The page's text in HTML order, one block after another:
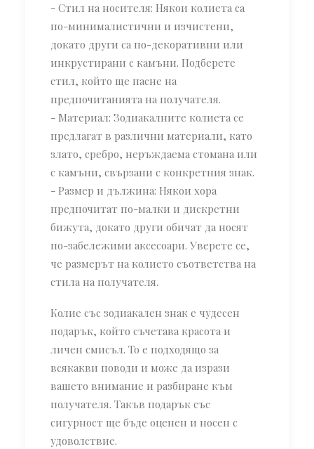
- Стил на носителя: Някои колиета са
по-минималистични и изчистени,
докато други са по-декоративни или
инкрустирани с камъни. Подберете
стил, който ще пасне на
предпочитанията на получателя.
- Материал: Зодиакалните колиета се
предлагат в различни материали, като
злато, сребро, неръждаема стомана или
с камъни, свързани с конкретния знак.
- Размер и дължина: Някои хора
предпочитат по-малки и дискретни
бижута, докато други обичат да носят
по-забележими аксесоари. Уверете се,
че размерът на колието съответства на
стила на получателя.
Колие със зодиакален знак е чудесен
подарък, който съчетава красота и
личен смисъл. То е подходящо за
всякакви поводи и може да изрази
вашето внимание и разбиране към
получателя. Такъв подарък със
сигурност ще бъде оценен и носен с
удоволствие.